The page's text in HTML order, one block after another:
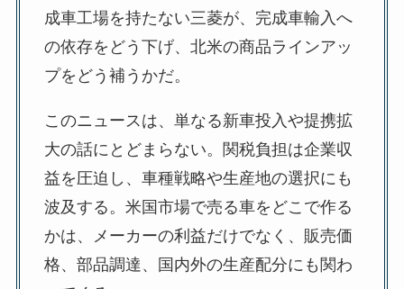
成車工場を持たない三菱が、完成車輸入へ
の依存をどう下げ、北米の商品ラインアッ
プをどう補うかだ。
このニュースは、単なる新車投入や提携拡
大の話にとどまらない。関税負担は企業収
益を圧迫し、車種戦略や生産地の選択にも
波及する。米国市場で売る車をどこで作る
かは、メーカーの利益だけでなく、販売価
格、部品調達、国内外の生産配分にも関わ